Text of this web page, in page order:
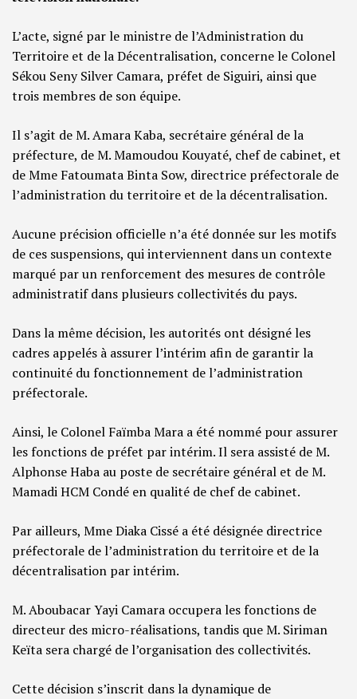
L’acte, signé par le ministre de l’Administration du
Territoire et de la Décentralisation, concerne le Colonel
Sékou Seny Silver Camara, préfet de Siguiri, ainsi que
trois membres de son équipe.
Il s’agit de M. Amara Kaba, secrétaire général de la
préfecture, de M. Mamoudou Kouyaté, chef de cabinet, et
de Mme Fatoumata Binta Sow, directrice préfectorale de
l’administration du territoire et de la décentralisation.
Aucune précision officielle n’a été donnée sur les motifs
de ces suspensions, qui interviennent dans un contexte
marqué par un renforcement des mesures de contrôle
administratif dans plusieurs collectivités du pays.
Dans la même décision, les autorités ont désigné les
cadres appelés à assurer l’intérim afin de garantir la
continuité du fonctionnement de l’administration
préfectorale.
Ainsi, le Colonel Faïmba Mara a été nommé pour assurer
les fonctions de préfet par intérim. Il sera assisté de M.
Alphonse Haba au poste de secrétaire général et de M.
Mamadi HCM Condé en qualité de chef de cabinet.
Par ailleurs, Mme Diaka Cissé a été désignée directrice
préfectorale de l’administration du territoire et de la
décentralisation par intérim.
M. Aboubacar Yayi Camara occupera les fonctions de
directeur des micro-réalisations, tandis que M. Siriman
Keïta sera chargé de l’organisation des collectivités.
Cette décision s’inscrit dans la dynamique de